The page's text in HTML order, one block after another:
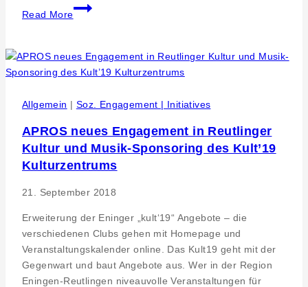
Read More
Festfabrik
löst
Bison
ab
Allgemein | Soz. Engagement | Initiatives
APROS neues Engagement in Reutlinger
Kultur und Musik-Sponsoring des Kult’19
Kulturzentrums
21. September 2018
Erweiterung der Eninger „kult‘19“ Angebote – die
verschiedenen Clubs gehen mit Homepage und
Veranstaltungskalender online. Das Kult19 geht mit der
Gegenwart und baut Angebote aus. Wer in der Region
Eningen-Reutlingen niveauvolle Veranstaltungen für